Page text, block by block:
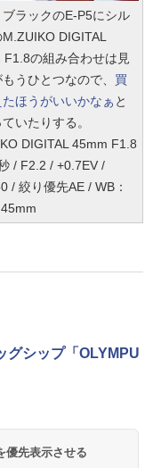
ブラックのE-P5にシル
DIGITAL
F1.8の組み合わせは見
うひとつなので、 買
たほうがいいかなぁ と
いたりする。
DIGITAL 45mm F1.8
/ F2.2 / +0.7EV /
/ 絞り優先AE / WB：
グシップ「OLYMPU
優先表示させる